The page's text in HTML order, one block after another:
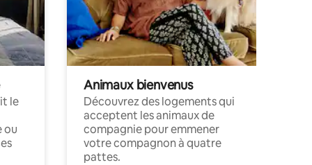
le
ou
Animaux bienvenus
Découvrez des logements qui
acceptent les animaux de
compagnie pour emmener
votre compagnon à quatre
pattes.